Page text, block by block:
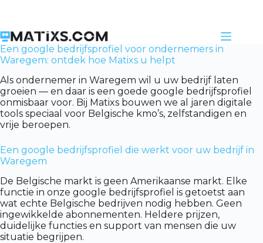
Een google bedrijfsprofiel voor ondernemers in
Waregem: ontdek hoe Matixs u helpt
Als ondernemer in Waregem wil u uw bedrijf laten
groeien — en daar is een goede google bedrijfsprofiel
onmisbaar voor. Bij Matixs bouwen we al jaren digitale
tools speciaal voor Belgische kmo’s, zelfstandigen en
vrije beroepen.
Een google bedrijfsprofiel die werkt voor uw bedrijf in
Waregem
De Belgische markt is geen Amerikaanse markt. Elke
functie in onze google bedrijfsprofiel is getoetst aan
wat echte Belgische bedrijven nodig hebben. Geen
ingewikkelde abonnementen. Heldere prijzen,
duidelijke functies en support van mensen die uw
situatie begrijpen.